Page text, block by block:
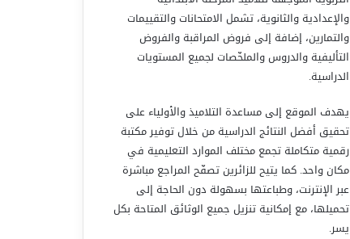
والإعدادية والثانوية، تشمل الامتحانات والتقييمات
والتمارين، إضافة إلى فروض المراقبة والفروض
التأليفية والدروس والملخّصات لجميع المستويات
الدراسية.
يهدف الموقع إلى مساعدة التلاميذ والأولياء على
تحقيق أفضل النتائج الدراسية من خلال توفير مكتبة
رقمية متكاملة تجمع مختلف الموارد التعليمية في
مكان واحد. كما يتيح للزائرين تصفّح المراجع مباشرة
عبر الإنترنت، وطباعتها بسهولة دون الحاجة إلى
تحميلها، مع إمكانية تنزيل جميع الوثائق المتاحة بكل
يسر.